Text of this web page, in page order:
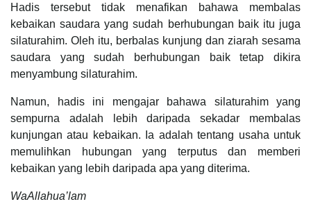
Hadis tersebut tidak menafikan bahawa membalas
kebaikan saudara yang sudah berhubungan baik itu juga
silaturahim. Oleh itu, berbalas kunjung dan ziarah sesama
saudara yang sudah berhubungan baik tetap dikira
menyambung silaturahim.
Namun, hadis ini mengajar bahawa silaturahim yang
sempurna adalah lebih daripada sekadar membalas
kunjungan atau kebaikan. Ia adalah tentang usaha untuk
memulihkan hubungan yang terputus dan memberi
kebaikan yang lebih daripada apa yang diterima.
WaAllahua’lam